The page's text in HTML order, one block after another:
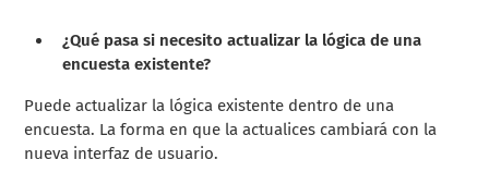
¿Qué pasa si necesito actualizar la lógica de una
encuesta existente?
Puede actualizar la lógica existente dentro de una
encuesta. La forma en que la actualices cambiará con la
nueva interfaz de usuario.